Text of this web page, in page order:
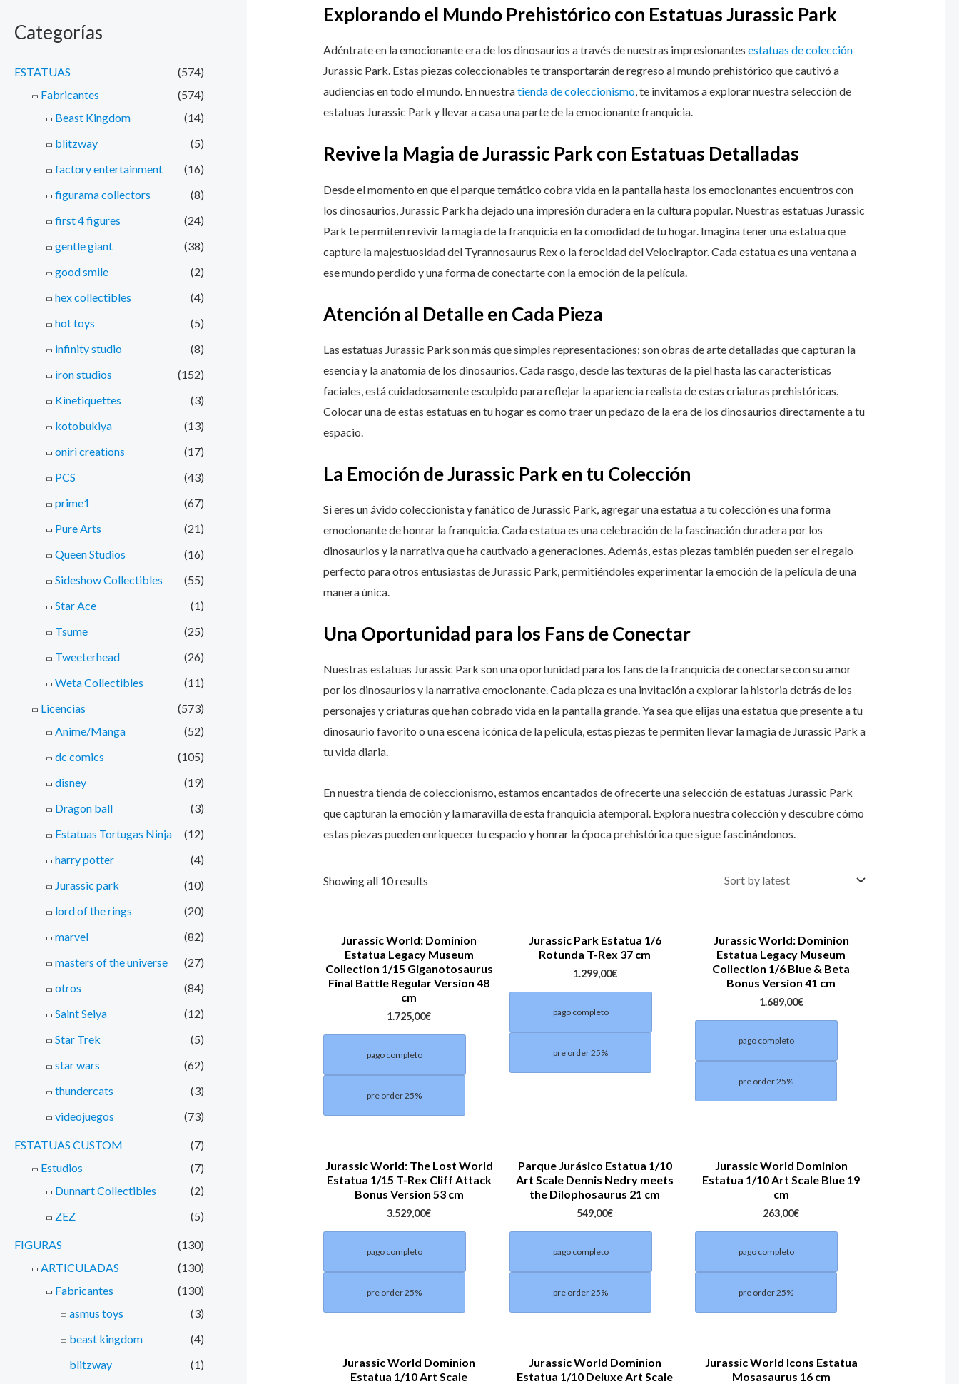
Categorías
ESTATUAS
(574)
Fabricantes
(574)
Beast Kingdom
(14)
blitzway
(5)
factory entertainment
(16)
figurama collectors
(8)
first 4 figures
(24)
gentle giant
(38)
good smile
(2)
hex collectibles
(4)
hot toys
(5)
infinity studio
(8)
iron studios
(152)
Kinetiquettes
(3)
kotobukiya
(13)
oniri creations
(17)
PCS
(43)
prime1
(67)
Pure Arts
(21)
Queen Studios
(16)
Sideshow Collectibles
(55)
Star Ace
(1)
Tsume
(25)
Tweeterhead
(26)
Weta Collectibles
(11)
Licencias
(573)
Anime/Manga
(52)
dc comics
(105)
disney
(19)
Dragon ball
(3)
Estatuas Tortugas Ninja
(12)
harry potter
(4)
Jurassic park
(10)
lord of the rings
(20)
marvel
(82)
masters of the universe
(27)
otros
(84)
Saint Seiya
(12)
Star Trek
(5)
star wars
(62)
thundercats
(3)
videojuegos
(73)
ESTATUAS CUSTOM
(7)
Estudios
(7)
Dunnart Collectibles
(2)
ZEZ
(5)
FIGURAS
(130)
ARTICULADAS
(130)
Fabricantes
(130)
asmus toys
(3)
beast kingdom
(4)
blitzway
(1)
Explorando el Mundo Prehistórico con Estatuas Jurassic Park
Adéntrate en la emocionante era de los dinosaurios a través de nuestras impresionantes estatuas de colección
Jurassic Park. Estas piezas coleccionables te transportarán de regreso al mundo prehistórico que cautivó a
audiencias en todo el mundo. En nuestratienda de coleccionismo, te invitamos a explorar nuestra selección de
estatuas Jurassic Park y llevar a casa una parte de la emocionante franquicia.
Revive la Magia de Jurassic Park con Estatuas Detalladas
Desde el momento en que el parque temático cobra vida en la pantalla hasta los emocionantes encuentros con
los dinosaurios, Jurassic Park ha dejado una impresión duradera en la cultura popular. Nuestras estatuas Jurassic
Park te permiten revivir la magia de la franquicia en la comodidad de tu hogar. Imagina tener una estatua que
capture la majestuosidad del Tyrannosaurus Rex o la ferocidad del Velociraptor. Cada estatua es una ventana a
ese mundo perdido y una forma de conectarte con la emoción de la película.
Atención al Detalle en Cada Pieza
Las estatuas Jurassic Park son más que simples representaciones; son obras de arte detalladas que capturan la
esencia y la anatomía de los dinosaurios. Cada rasgo, desde las texturas de la piel hasta las características
faciales, está cuidadosamente esculpido para reflejar la apariencia realista de estas criaturas prehistóricas.
Colocar una de estas estatuas en tu hogar es como traer un pedazo de la era de los dinosaurios directamente a tu
espacio.
La Emoción de Jurassic Park en tu Colección
Si eres un ávido coleccionista y fanático de Jurassic Park, agregar una estatua a tu colección es una forma
emocionante de honrar la franquicia. Cada estatua es una celebración de la fascinación duradera por los
dinosaurios y la narrativa que ha cautivado a generaciones. Además, estas piezas también pueden ser el regalo
perfecto para otros entusiastas de Jurassic Park, permitiéndoles experimentar la emoción de la película de una
manera única.
Una Oportunidad para los Fans de Conectar
Nuestras estatuas Jurassic Park son una oportunidad para los fans de la franquicia de conectarse con su amor
por los dinosaurios y la narrativa emocionante. Cada pieza es una invitación a explorar la historia detrás de los
personajes y criaturas que han cobrado vida en la pantalla grande. Ya sea que elijas una estatua que presente a tu
dinosaurio favorito o una escena icónica de la película, estas piezas te permiten llevar la magia de Jurassic Park a
tu vida diaria.
En nuestra tienda de coleccionismo, estamos encantados de ofrecerte una selección de estatuas Jurassic Park
que capturan la emoción y la maravilla de esta franquicia atemporal. Explora nuestra colección y descubre cómo
estas piezas pueden enriquecer tu espacio y honrar la época prehistórica que sigue fascinándonos.
Showing all 10 results
Jurassic World: Dominion
Estatua Legacy Museum
Collection 1/15 Giganotosaurus
Final Battle Regular Version 48
cm
1.725,00€
pago completo
pre order 25%
Jurassic Park Estatua 1/6
Rotunda T-Rex 37 cm
1.299,00€
pago completo
pre order 25%
Jurassic World: Dominion
Estatua Legacy Museum
Collection 1/6 Blue & Beta
Bonus Version 41 cm
1.689,00€
pago completo
pre order 25%
Jurassic World: The Lost World
Estatua 1/15 T-Rex Cliff Attack
Bonus Version 53 cm
3.529,00€
pago completo
pre order 25%
Parque Jurásico Estatua 1/10
Art Scale Dennis Nedry meets
the Dilophosaurus 21 cm
549,00€
pago completo
pre order 25%
Jurassic World Dominion
Estatua 1/10 Art Scale Blue 19
cm
263,00€
pago completo
pre order 25%
Jurassic World Dominion
Estatua 1/10 Art Scale
Jurassic World Dominion
Estatua 1/10 Deluxe Art Scale
Jurassic World Icons Estatua
Mosasaurus 16 cm